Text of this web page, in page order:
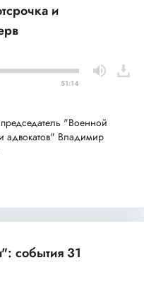
и
51:14
председатель "Военной
адвокатов" Владимир
события 31